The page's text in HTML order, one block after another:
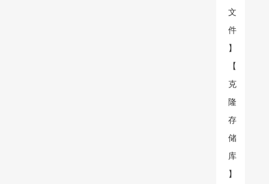
文
件
】
【
克
隆
存
储
库
】